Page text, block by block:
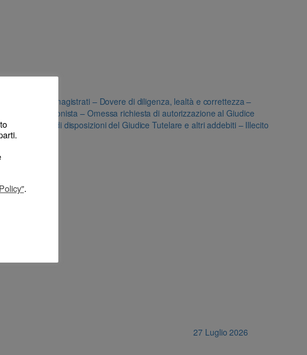
i clienti ed i magistrati – Dovere di diligenza, lealtà e correttezza –
del professionista – Omessa richiesta di autorizzazione al Giudice
di disposizioni del Giudice Tutelare e altri addebiti – Illecito
27 Luglio 2026
.